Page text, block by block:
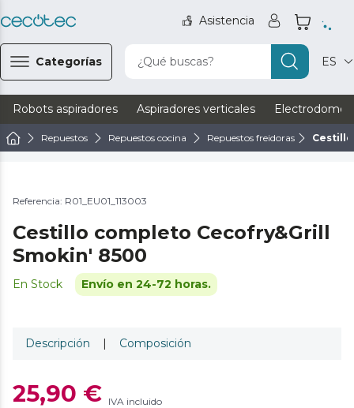
Asistencia
Categorías ¿Qué buscas? ES
Robots aspiradores Aspiradores verticales
Repuestos Repuestos cocina Repuestos freidoras
Referencia: R01_EU01_113003
Cestillo completo Cecofry&Grill
Smokin' 8500
En Stock Envío en 24-72 horas.
Descripción | Composición
25,90 € IVA incluido